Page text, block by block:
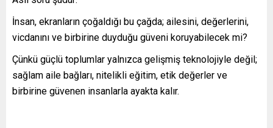
İnsan, ekranların çoğaldığı bu çağda; ailesini, değerlerini,
vicdanını ve birbirine duyduğu güveni koruyabilecek mi?
Çünkü güçlü toplumlar yalnızca gelişmiş teknolojiyle değil;
sağlam aile bağları, nitelikli eğitim, etik değerler ve
birbirine güvenen insanlarla ayakta kalır.